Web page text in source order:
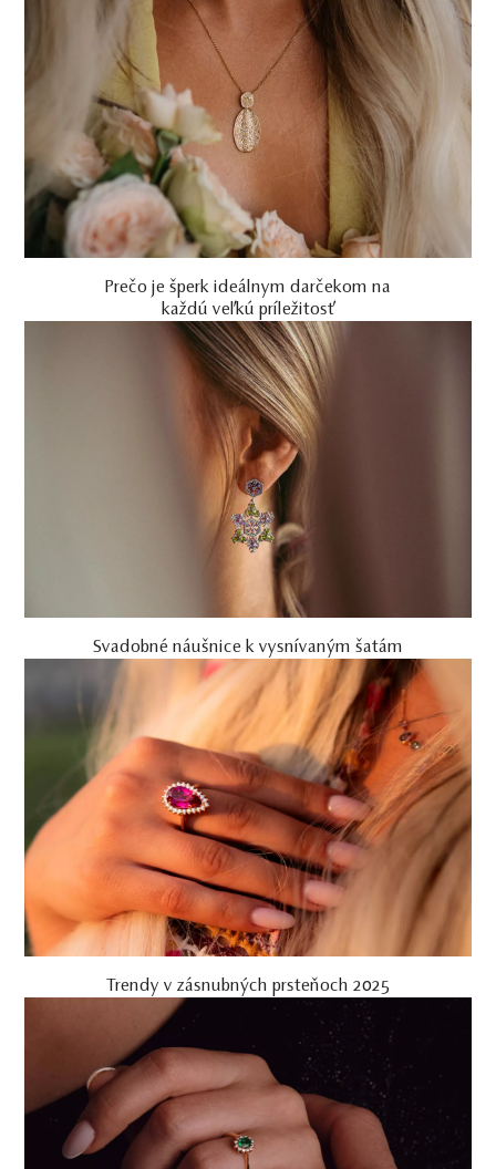
Prečo je šperk ideálnym darčekom na
každú veľkú príležitosť
Svadobné náušnice k vysnívaným šatám
Trendy v zásnubných prsteňoch 2025